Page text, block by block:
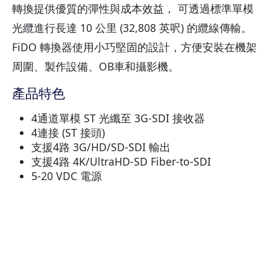
轉換提供優質的彈性與成本效益， 可透過標準單模
光纜進行長達 10 公里 (32,808 英呎) 的纜線傳輸。
FiDO 轉換器使用小巧堅固的設計，方便安裝在機架
周圍、製作設備、OB車和攝影機。
產品特色
4通道單模 ST 光纖至 3G-SDI 接收器
4連接 (ST 接頭)
支援4路 3G/HD/SD-SDI 輸出
支援4路 4K/UltraHD-SD Fiber-to-SDI
5-20 VDC 電源